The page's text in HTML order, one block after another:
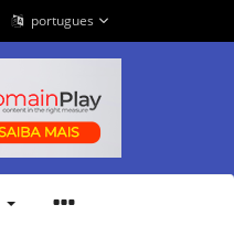
portugues